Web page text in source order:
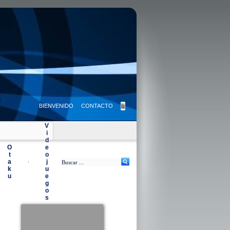
BIENVENIDO CONTACTO
O
t
a
k
u
|
V
i
d
e
o
j
u
e
g
o
s